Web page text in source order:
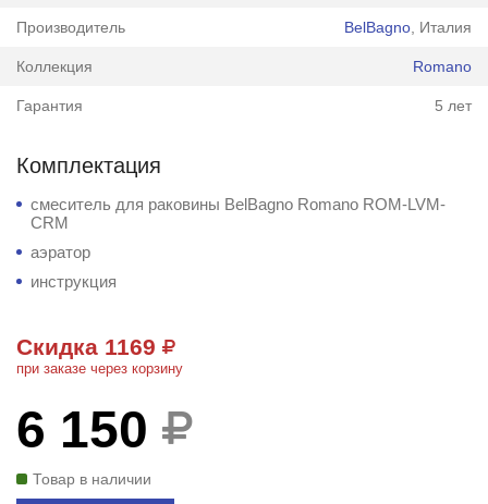
Производитель BelBagno , Италия
Коллекция Romano
Гарантия 5 лет
Комплектация
смеситель для раковины BelBagno Romano ROM-LVM-
CRM
аэратор
инструкция
Скидка 1169
при заказе через корзину
6 150
Товар в наличии